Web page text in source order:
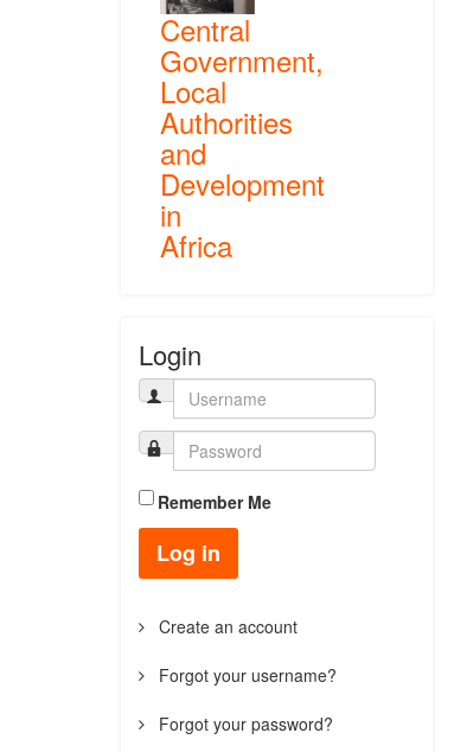
Central
Government,
Local
Authorities
and
Development
in
Africa
Login
Remember Me
Log in
Create an account
Forgot your username?
Forgot your password?